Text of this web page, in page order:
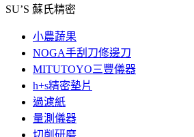
SU’S 蘇氏精密
小農蔬果
NOGA手刮刀修邊刀
MITUTOYO三豐儀器
h+s精密墊片
過濾紙
量測儀器